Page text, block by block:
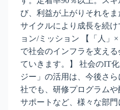
び、利益が上がりそれを
サイクルにより成長を続
ョン/ミッション 【「人」
で社会のインフラを支え
ていきます。】 社会のIT
ジー」の活用は、今後さ
社でも、研修プログラム
サポートなど、様々な部